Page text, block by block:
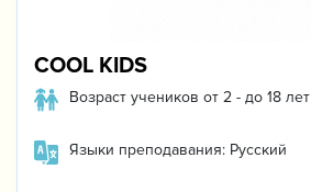
COOL KIDS
Возраст учеников от 2 - до 18 лет
Языки преподавания: Русский